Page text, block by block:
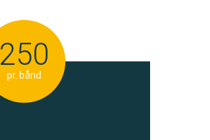
250
pr. bånd